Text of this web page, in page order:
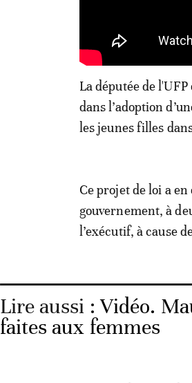
La députée de
dans l’adoption
les jeunes filles
Ce projet de loi a
gouvernement, à
l’exécutif, à cause
Lire aussi :Vidéo.
faites aux femmes